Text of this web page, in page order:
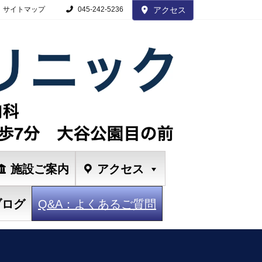
サイトマップ 045-242-5236 アクセス
施設ご案内 アクセス
グ Q&A：よくあるご質問